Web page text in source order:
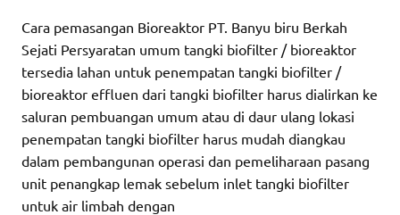
Cara pemasangan Bioreaktor PT. Banyu biru Berkah
Sejati Persyaratan umum tangki biofilter / bioreaktor
tersedia lahan untuk penempatan tangki biofilter /
bioreaktor effluen dari tangki biofilter harus dialirkan ke
saluran pembuangan umum atau di daur ulang lokasi
penempatan tangki biofilter harus mudah diangkau
dalam pembangunan operasi dan pemeliharaan pasang
unit penangkap lemak sebelum inlet tangki biofilter
untuk air limbah dengan